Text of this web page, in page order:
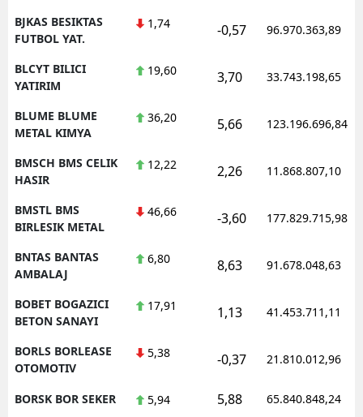
BJKAS BESIKTAS
FUTBOL YAT.
1,74 -0,57 96.970.363,89
BLCYT BILICI
YATIRIM
19,60 3,70 33.743.198,65
BLUME BLUME
METAL KIMYA
36,20 5,66 123.196.696,84
BMSCH BMS CELIK
HASIR
12,22 2,26 11.868.807,10
BMSTL BMS
BIRLESIK METAL
46,66 -3,60 177.829.715,98
BNTAS BANTAS
AMBALAJ
6,80 8,63 91.678.048,63
BOBET BOGAZICI
BETON SANAYI
17,91 1,13 41.453.711,11
BORLS BORLEASE
OTOMOTIV
5,38 -0,37 21.810.012,96
BORSK BOR SEKER 5,94 5,88 65.840.848,24